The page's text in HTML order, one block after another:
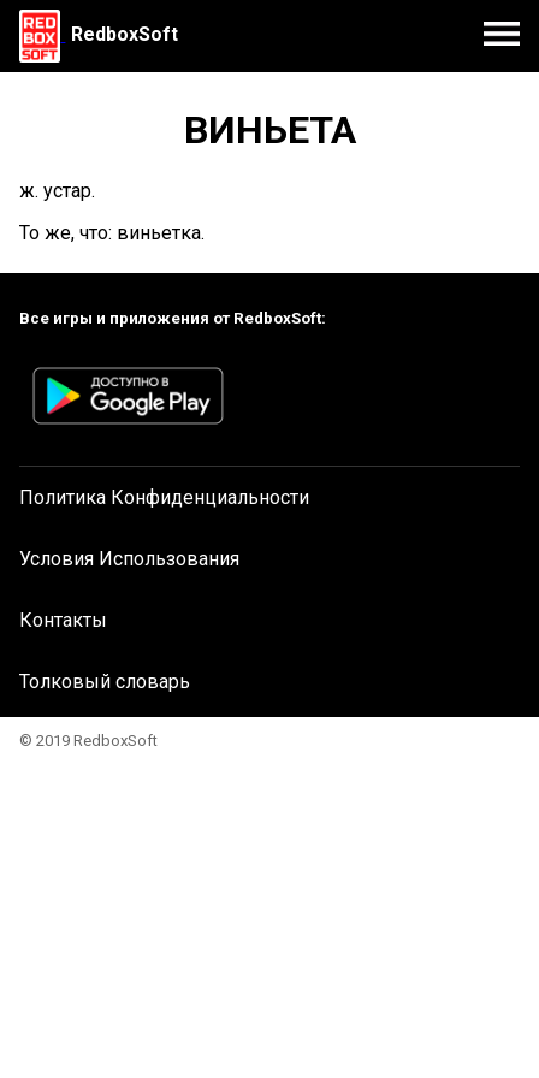
RedboxSoft
ВИНЬЕТА
ж. устар.
То же, что: виньетка.
Все игры и приложения от RedboxSoft:
Политика Конфиденциальности
Условия Использования
Контакты
Толковый словарь
© 2019 RedboxSoft